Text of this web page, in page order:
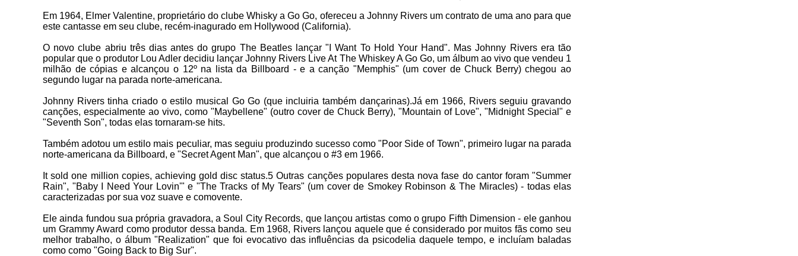
Em 1964, Elmer Valentine, proprietário do clube Whisky a Go Go, ofereceu a Johnny Rivers um contrato de uma ano para que
este cantasse em seu clube, recém-inagurado em Hollywood (California).
O novo clube abriu três dias antes do grupo The Beatles lançar "I Want To Hold Your Hand". Mas Johnny Rivers era tão
popular que o produtor Lou Adler decidiu lançar Johnny Rivers Live At The Whiskey A Go Go, um álbum ao vivo que vendeu 1
milhão de cópias e alcançou o 12º na lista da Billboard - e a canção "Memphis" (um cover de Chuck Berry) chegou ao
segundo lugar na parada norte-americana.
Johnny Rivers tinha criado o estilo musical Go Go (que incluiria também dançarinas).Já em 1966, Rivers seguiu gravando
canções, especialmente ao vivo, como "Maybellene" (outro cover de Chuck Berry), "Mountain of Love", "Midnight Special" e
"Seventh Son", todas elas tornaram-se hits.
Também adotou um estilo mais peculiar, mas seguiu produzindo sucesso como "Poor Side of Town", primeiro lugar na parada
norte-americana da Billboard, e "Secret Agent Man", que alcançou o #3 em 1966.
It sold one million copies, achieving gold disc status.5 Outras canções populares desta nova fase do cantor foram "Summer
Rain", "Baby I Need Your Lovin'" e "The Tracks of My Tears" (um cover de Smokey Robinson & The Miracles) - todas elas
caracterizadas por sua voz suave e comovente.
Ele ainda fundou sua própria gravadora, a Soul City Records, que lançou artistas como o grupo Fifth Dimension - ele ganhou
um Grammy Award como produtor dessa banda. Em 1968, Rivers lançou aquele que é considerado por muitos fãs como seu
melhor trabalho, o álbum "Realization" que foi evocativo das influências da psicodelia daquele tempo, e incluíam baladas
como como "Going Back to Big Sur".